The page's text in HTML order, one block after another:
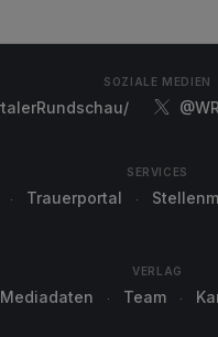
SOZIALE MEDIEN
SERVICES
Trauerportal
VERLAG
Mediadaten Team